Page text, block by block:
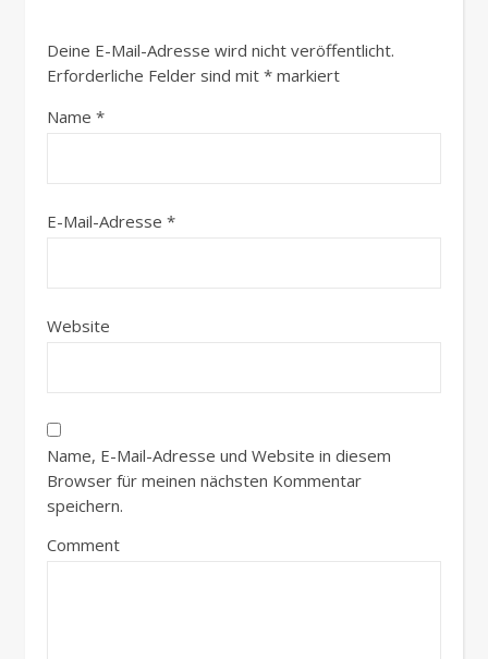
Deine E-Mail-Adresse wird nicht veröffentlicht.
Erforderliche Felder sind mit * markiert
Name *
E-Mail-Adresse *
Website
Name, E-Mail-Adresse und Website in diesem
Browser für meinen nächsten Kommentar
speichern.
Comment